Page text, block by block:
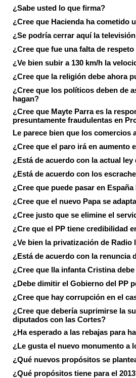
¿Sabe usted lo que firma?
¿Cree que Hacienda ha cometido
¿Se podría cerrar aquí la
¿Cree que fue una falta de
¿Ve bien subir a 130 km/h la
¿Cree que la religión debe ahora
¿Cree que los políticos deben de
hagan?
¿Cree que Mayte Parra es la
presuntamente fraudulentas en
Le parece bien que los comercios
¿Cree que el paro irá en aumento
¿Está de acuerdo con la actual
¿Está de acuerdo con los
¿Cree que puede pasar en
¿Cree que el nuevo Papa se
¿Cree justo que se elimine el
¿Cre que el PP tiene credibilidad
¿Ve bien la privatización de Radio
¿Está de acuerdo con la renuncia
¿Cree que lla infanta Cristina
¿Debe dimitir el Gobierno del PP
¿Cree que hay corrupción en el
¿Cree que debería suprimirse la
diputados con las Cortes?
¿Ha esperado a las rebajas para
¿Le gusta el nuevo monumento a
¿Qué nuevos propósitos se
¿Qué propósitos tiene para el